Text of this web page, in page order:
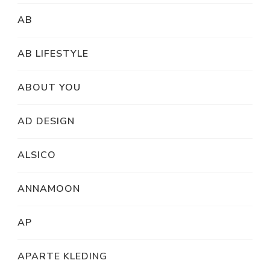
AB
AB LIFESTYLE
ABOUT YOU
AD DESIGN
ALSICO
ANNAMOON
AP
APARTE KLEDING